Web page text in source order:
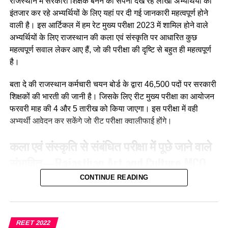
(b) अभ्यास
(c) अनुकरण
(d) उपर्युक्त सभी
Ans :- (a)
Q. मातृ भाषा से अभिप्राय है?
Ans :- (b)
इंतजार कर रहे अभ्यर्थियों के लिए यहां पर दी गई जानकारी महत्वपूर्ण होने
वाली है। इस आर्टिकल में हम रेट मुख्य परीक्षा 2023 में शामिल होने वाले
अभ्यर्थियों के लिए राजस्थान की कला एवं संस्कृति पर आधारित कुछ
महत्वपूर्ण सवाल लेकर आए हैं, जो की परीक्षा की दृष्टि से बहुत ही महत्वपूर्ण
है।
बता दे की राजस्थान कर्मचारी चयन बोर्ड के द्वारा 46,500 पदों पर सरकारी
शिक्षकों की भारती की जानी है। जिसके लिए रीट मुख्य परीक्षा का आयोजन
फरवरी माह की 4 और 5 तारीख को किया जाएगा। इस परीक्षा में वही
अभ्यर्थी आवेदन कर सकेंगे जो रीट परीक्षा क्वालीफाई होंगे।
कला एवं संस्कृति से संबंधित परीक्षा में पूछे जाने वाले
(a) भीलवाड़ा
CONTINUE READING
REET 2022